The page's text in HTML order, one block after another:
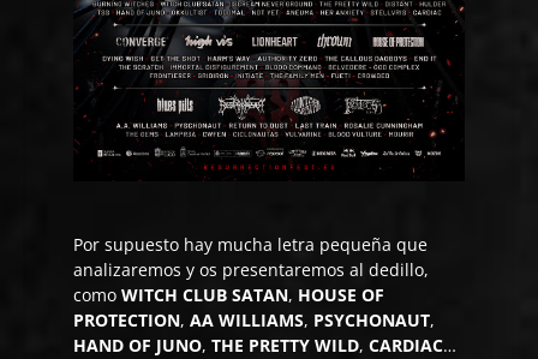
Por supuesto hay mucha letra pequeña que
analizaremos y os presentaremos al dedillo,
comoWITCH CLUB SATAN, HOUSE OF
PROTECTION,AA WILLIAMS, PSYCHONAUT,
HAND OF JUNO,THE PRETTY WILD,CARDIAC…